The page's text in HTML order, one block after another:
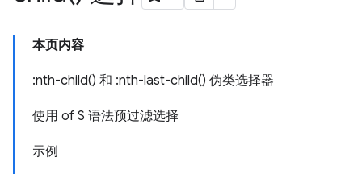
本页内容
:nth-child() 和 :nth-last-child() 伪类选择器
使用 of S 语法预过滤选择
示例